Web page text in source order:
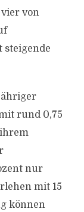
von
steigende
rund 0,75
nur
mit 15
können